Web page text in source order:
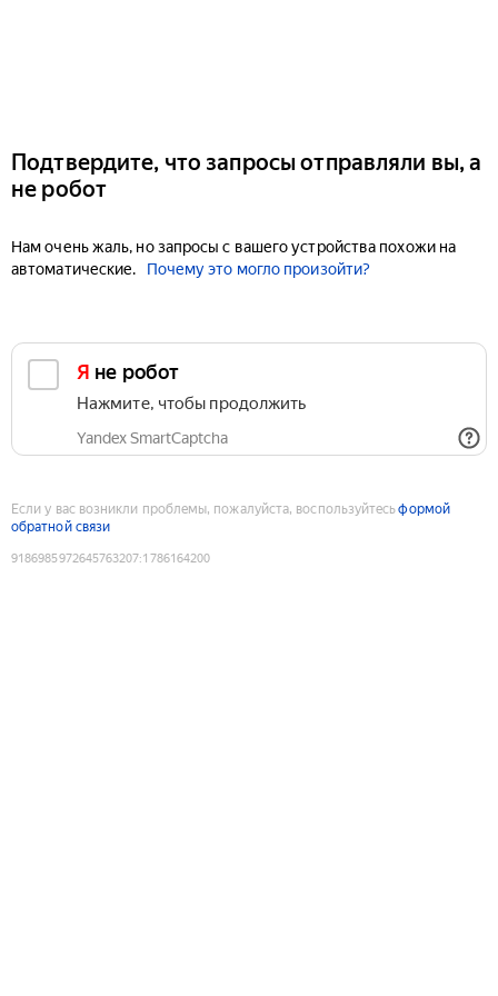
Подтвердите, что запросы отправляли вы, а
не робот
Нам очень жаль, но запросы с вашего устройства похожи на
автоматические.
Почему это могло произойти?
Я не робот
Нажмите, чтобы продолжить
Yandex SmartCaptcha
Если у вас возникли проблемы, пожалуйста, воспользуйтесьформой
обратной связи
9186985972645763207:1786164200